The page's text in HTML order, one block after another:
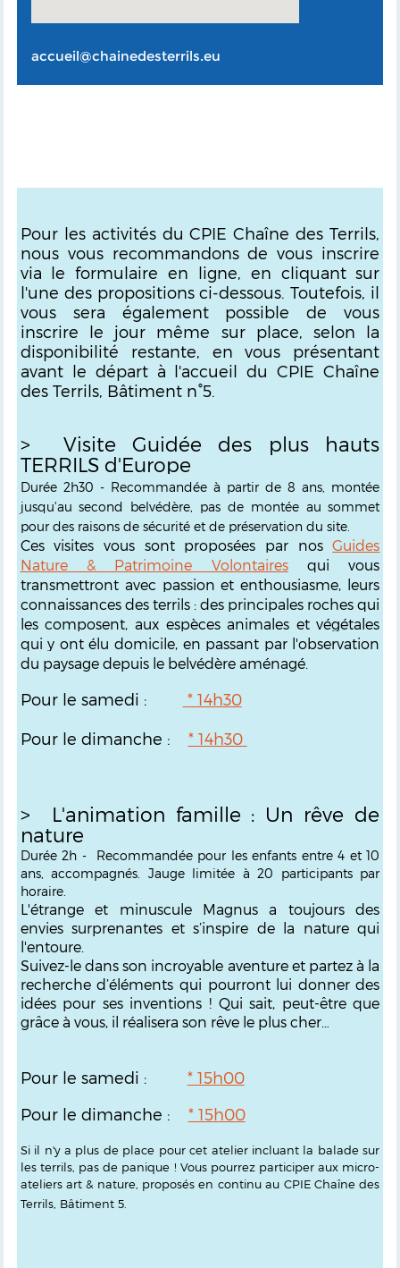
accueil@chainedesterrils.eu
Pour les activités du CPIE Chaîne des Terrils,
nous vous recommandons de vous inscrire
via le formulaire en ligne, en cliquant sur
l'une des propositions ci-dessous.Toutefois, il
vous sera également possible de vous
inscrire le jour même sur place, selon la
disponibilité restante, en vous présentant
avant le départ à l'accueil du CPIE Chaîne
des Terrils, Bâtiment n°5.
> Visite Guidée des plus hauts
TERRILS d'Europe
Durée 2h30 - Recommandée à partir de 8 ans, montée
jusqu'au second belvédère, pas de montée au sommet
pour des raisons de sécurité et de préservation du site.
Ces visites vous sont proposées par nosGuides
Nature & Patrimoine Volontairesqui vous
transmettront avec passion et enthousiasme, leurs
connaissances des terrils : des principales roches qui
les composent, aux espèces animales et végétales
qui y ont élu domicile, en passant par l'observation
du paysage depuis le belvédère aménagé.
Pour le samedi : * 14h30
Pour le dimanche : * 14h30
> L'animation famille : Un rêve de
nature
Durée 2h -
Recommandée pour les enfants entre 4 et 10
ans,accompagnés. Jauge limitée à 20 participants par
horaire.
L'étrange et minuscule Magnus a toujours des
envies surprenantes et s’inspire de la nature qui
l'entoure.
Suivez-le dans son incroyable aventure et partez à la
recherche d’éléments qui pourront lui donner des
idées pour ses inventions ! Qui sait, peut-être que
grâce à vous, il réalisera son rêve le plus cher…
Pour le samedi : * 15h00
Pour le dimanche : * 15h00
Si il n'y a plus de place pour cet atelier incluant la balade sur
les terrils, pas de panique ! Vous pourrez participer aux micro-
ateliers art & nature, proposés en continu au CPIE Chaîne des
Terrils, Bâtiment 5.